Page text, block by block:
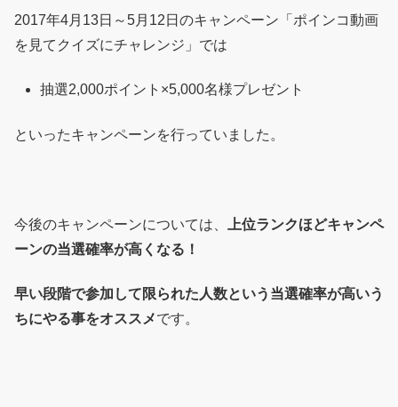
2017年4月13日～5月12日のキャンペーン「ポインコ動画
を見てクイズにチャレンジ」では
抽選2,000ポイント×5,000名様プレゼント
といったキャンペーンを行っていました。
今後のキャンペーンについては、
上位ランクほどキャンペ
ーンの当選確率が高くなる！
早い段階で参加して限られた人数という当選確率が高いう
ちにやる事をオススメです。